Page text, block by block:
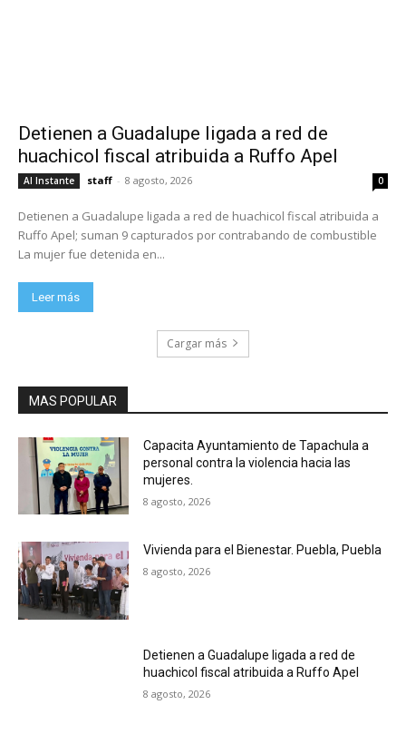
Detienen a Guadalupe ligada a red de
huachicol fiscal atribuida a Ruffo Apel
Al Instante staff - 8 agosto, 2026 0
Detienen a Guadalupe ligada a red de huachicol fiscal atribuida a
Ruffo Apel; suman 9 capturados por contrabando de combustible
La mujer fue detenida en...
Leer más
Cargar más
MAS POPULAR
Capacita Ayuntamiento de Tapachula a
personal contra la violencia hacia las
mujeres.
8 agosto, 2026
Vivienda para el Bienestar. Puebla, Puebla
8 agosto, 2026
Detienen a Guadalupe ligada a red de
huachicol fiscal atribuida a Ruffo Apel
8 agosto, 2026